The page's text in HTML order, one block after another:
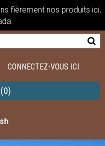
fièrement nos produits ici,
CONNECTEZ-VOUS ICI
(0)